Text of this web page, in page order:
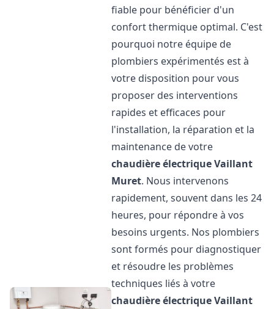
fiable pour bénéficier d'un
confort thermique optimal. C'est
pourquoi notre équipe de
plombiers expérimentés est à
votre disposition pour vous
proposer des interventions
rapides et efficaces pour
l'installation, la réparation et la
maintenance de votre
chaudière électrique Vaillant
Muret. Nous intervenons
rapidement, souvent dans les 24
heures, pour répondre à vos
besoins urgents. Nos plombiers
sont formés pour diagnostiquer
et résoudre les problèmes
techniques liés à votre
chaudière électrique Vaillant